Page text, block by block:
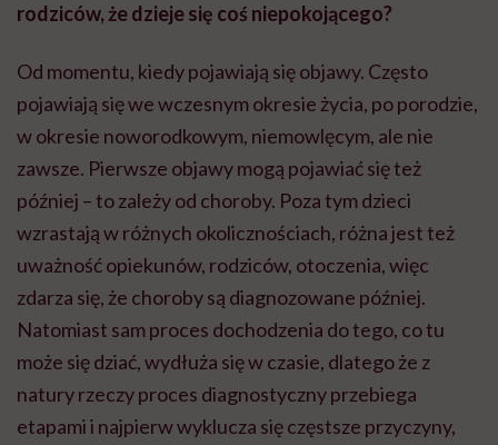
rodziców, że dzieje się coś niepokojącego?
Od momentu, kiedy pojawiają się objawy. Często
pojawiają się we wczesnym okresie życia, po porodzie,
w okresie noworodkowym, niemowlęcym, ale nie
zawsze. Pierwsze objawy mogą pojawiać się też
później – to zależy od choroby. Poza tym dzieci
wzrastają w różnych okolicznościach, różna jest też
uważność opiekunów, rodziców, otoczenia, więc
zdarza się, że choroby są diagnozowane później.
Natomiast sam proces dochodzenia do tego, co tu
może się dziać, wydłuża się w czasie, dlatego że z
natury rzeczy proces diagnostyczny przebiega
etapami i najpierw wyklucza się częstsze przyczyny,